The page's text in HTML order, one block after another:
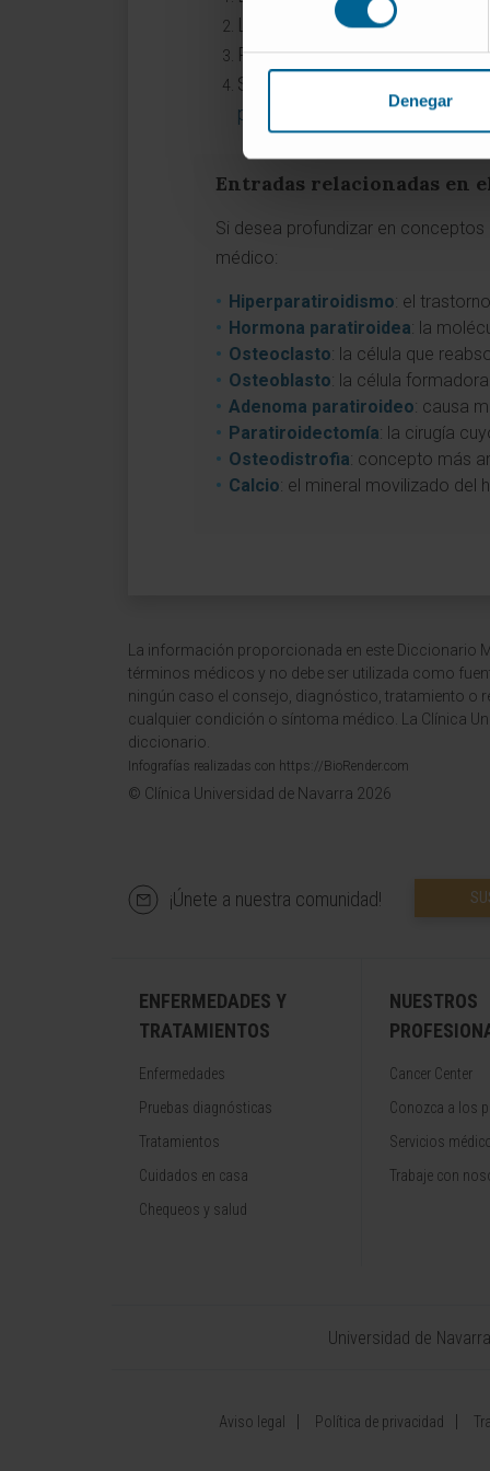
Denegar
Lewis JL III.
Real Academia Nacional de
Santiago-Peña LF.
paratiroides. Revista ORL.
Entradas relacionadas en
Si desea profundizar en
médico:
Hiperparatiroidismo: el
Hormona paratiroidea: la
Osteoclasto: la célula que
Osteoblasto: la célula
Adenoma paratiroideo: causa
Paratiroidectomía: la cirugía
Osteodistrofia: concepto más
Calcio: el mineral movilizado del
La información proporcionada en este Diccionario
términos médicos y no debe ser utilizada como
ningún caso el consejo, diagnóstico, tratamiento o
cualquier condición o síntoma médico. La Clínica
diccionario.
Infografías realizadas con https://BioRender.com
© Clínica Universidad de Navarra 2026
¡Únete a nuestra comunidad!
ENFERMEDADES Y
TRATAMIENTOS
Enfermedades
Pruebas diagnósticas
Tratamientos
Cuidados en casa
Chequeos y salud
NUESTROS
Cancer Center
Conozca a los
Servicios
Trabaje con
Universidad de Navarra
Aviso legal Política de privacidad